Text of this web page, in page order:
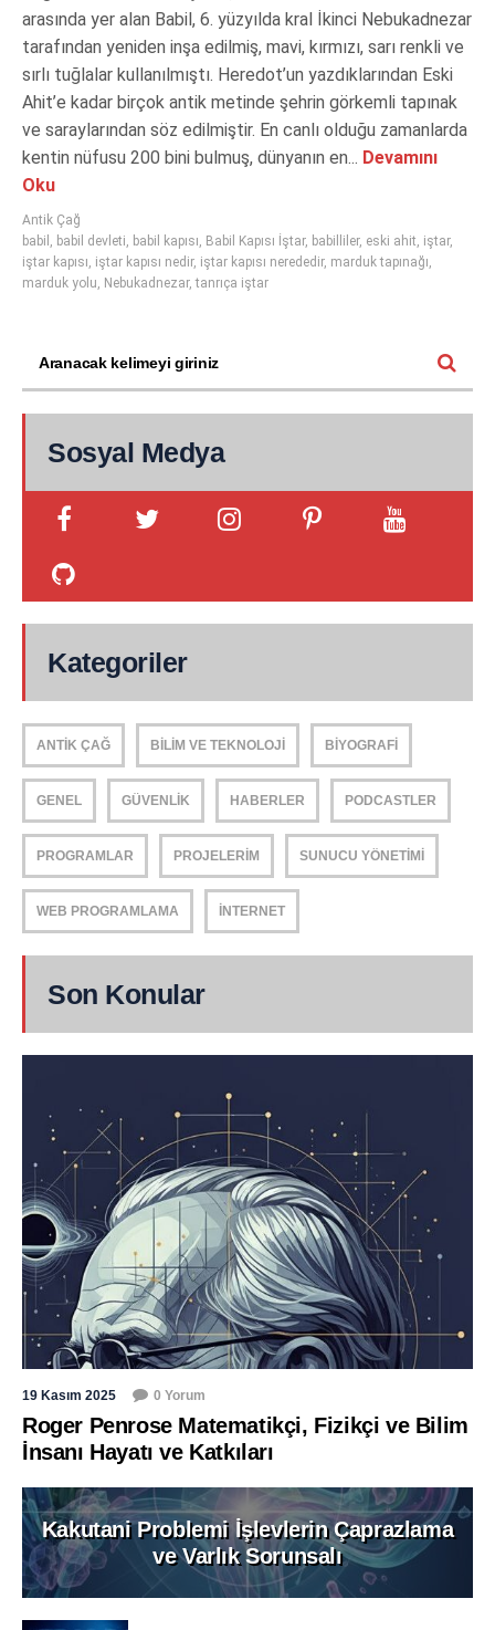
arasında yer alan Babil, 6. yüzyılda kral İkinci Nebukadnezar
tarafından yeniden inşa edilmiş, mavi, kırmızı, sarı renkli ve
sırlı tuğlalar kullanılmıştı. Heredot’un yazdıklarından Eski
Ahit’e kadar birçok antik metinde şehrin görkemli tapınak
ve saraylarından söz edilmiştir. En canlı olduğu zamanlarda
kentin nüfusu 200 bini bulmuş, dünyanın en... Devamını
Oku
Antik Çağ
babil , babil devleti, babil kapısı, Babil Kapısı İştar, babilliler, eski ahit, iştar,
iştar kapısı, iştar kapısı nedir, iştar kapısı nerededir, marduk tapınağı,
marduk yolu, Nebukadnezar,tanrıça iştar
Sosyal Medya
Kategoriler
ANTIK ÇAĞ BILIM VE TEKNOLOJI BIYOGRAFI
GENEL GÜVENLIK HABERLER PODCASTLER
PROGRAMLAR PROJELERIM SUNUCU YÖNETIMI
WEB PROGRAMLAMA İNTERNET
Son Konular
19 Kasım 2025 0 Yorum
Roger Penrose Matematikçi, Fizikçi ve Bilim
İnsanı Hayatı ve Katkıları
Kakutani Problemi İşlevlerin Çaprazlama
ve Varlık Sorunsalı